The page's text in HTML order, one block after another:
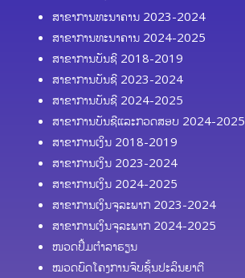
ສາຂາການທະນາຄານ 2023-2024
ສາຂາການທະນາຄານ 2024-2025
ສາຂາການບັນຊີ 2018-2019
ສາຂາການບັນຊີ 2023-2024
ສາຂາການບັນຊີ 2024-2025
ສາຂາການບັນຊີແລະກວດສອບ 2024-2025
ສາຂາການເງິນ 2018-2019
ສາຂາການເງິນ 2023-2024
ສາຂາການເງິນ 2024-2025
ສາຂາການເງິນຈຸລະພາກ 2023-2024
ສາຂາການເງິນຈຸລະພາກ 2024-2025
ໜວດປຶ້ມຕຳລາຮຽນ
ໝວດບົດໂຄງການຈົບຊັ້ນປະລິນຍາຕີ